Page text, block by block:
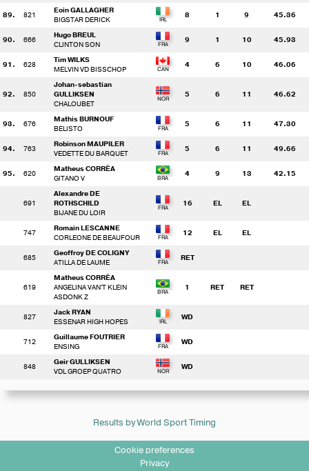
89. 821
Eoin GALLAGHER
BIGSTAR DERICK
8 1 9 45.36
90. 666
Hugo BREUL
CLINTON SON
9 1 10 45.93
91. 628
Tim WILKS
MELVIN VD BISSCHOP
4 6 10 46.06
92. 850
Johan-sebastian
GULLIKSEN
CHALOUBET
5 6 11 46.62
93. 676
Mathis BURNOUF
BELISTO
5 6 11 47.30
94. 763
Robinson MAUPILER
VEDETTE DU BARQUET
5 6 11 49.66
95. 620
Matheus CORRÊA
GITANO V
4 9 13 42.15
691
Alexandre DE
ROTHSCHILD
BIJANE DU LOIR
16 EL EL
747
Romain LESCANNE
CORLEONE DE BEAUFOUR
12 EL EL
685
Geoffroy DE COLIGNY
ATILLA DE LAUME
RET
619
Matheus CORRÊA
ANGELINA VAN'T KLEIN
ASDONK Z
1 RET RET
827
Jack RYAN
ESSENAR HIGH HOPES
WD
712
Guillaume FOUTRIER
ENSING
WD
848
Geir GULLIKSEN
VDL GROEP QUATRO
WD
Results by World Sport Timing
Cookie preferences
Privacy